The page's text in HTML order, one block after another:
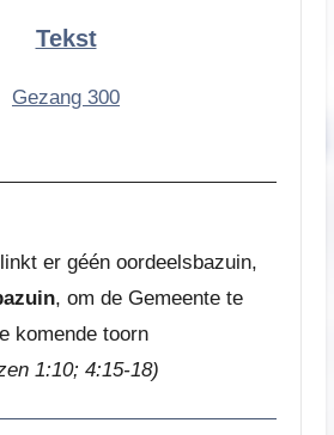
Tekst
Gezang 300
er géén oordeelsbazuin,
, om de Gemeente te
komende toorn
1:10; 4:15-18)